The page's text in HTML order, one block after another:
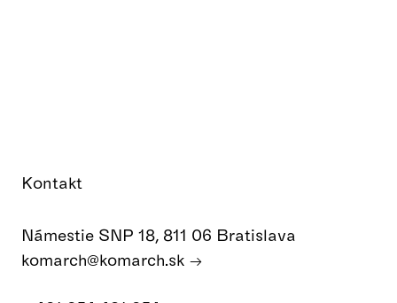
Kontakt
Námestie SNP 18, 811 06 Bratislava
komarch@komarch.sk